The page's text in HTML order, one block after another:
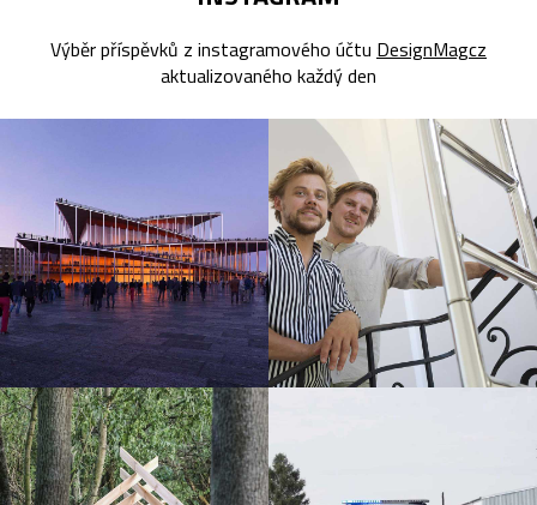
Výběr příspěvků z instagramového účtu DesignMagcz
aktualizovaného každý den